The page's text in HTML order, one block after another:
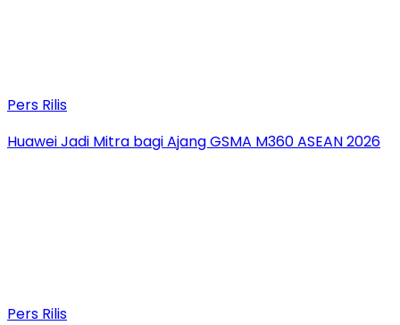
Pers Rilis
Huawei Jadi Mitra bagi Ajang GSMA M360 ASEAN 2026
Pers Rilis